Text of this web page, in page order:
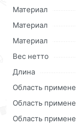
Для
Материал
Материал
Материал
Вес нетто
Длина
Область
Область
Область